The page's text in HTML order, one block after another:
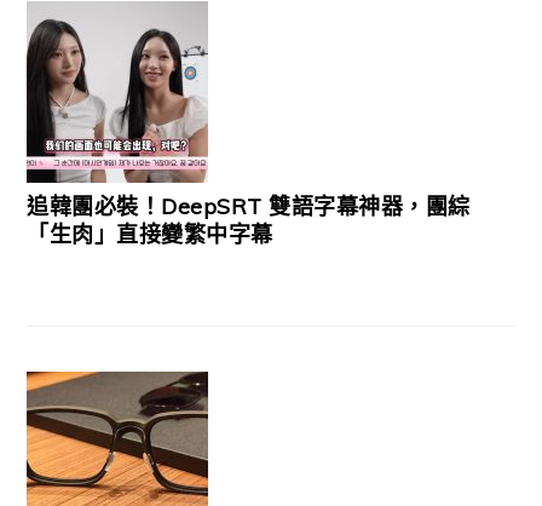
追韓團必裝！DeepSRT 雙語字幕神器，團綜
「生肉」直接變繁中字幕